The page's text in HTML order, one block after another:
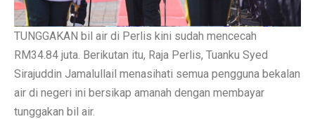
TUNGGAKAN bil air di Perlis kini sudah mencecah
RM34.84 juta. Berikutan itu, Raja Perlis, Tuanku Syed
Sirajuddin Jamalullail menasihati semua pengguna bekalan
air di negeri ini bersikap amanah dengan membayar
tunggakan bil air.